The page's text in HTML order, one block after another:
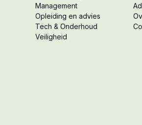
Management
Opleiding en advies
Tech & Onderhoud
Veiligheid